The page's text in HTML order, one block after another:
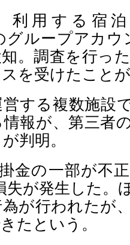
利用する宿
グループアカ
。調査を行っ
を受けたこと
する複数施設
報が、第三者
判明。
金の一部が不
失が発生した。
が行われたが
たという。